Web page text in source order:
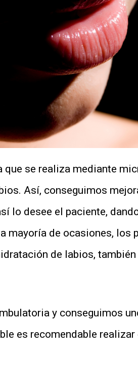
que se realiza mediante
Así, conseguimos
lo desee el paciente,
mayoría de ocasiones, los
de labios,
y conseguimos
es recomendable